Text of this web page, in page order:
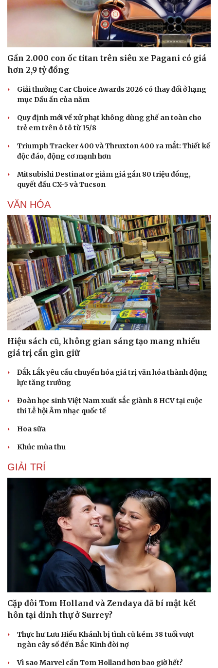
Văn hóa
Sân khấu - Điện ảnh
Văn học
Âm nhạc
Di sản
Giải trí
Nghệ sĩ
Thời trang
Sao Việt
Gần 2.000 con ốc titan trên siêu xe Pagani có giá
hơn 2,9 tỷ đồng
Giải thưởng Car Choice Awards 2026 có thay đổi ở hạng
mục Dấu ấn của năm
Quy định mới về xử phạt không dùng ghế an toàn cho
trẻ em trên ô tô từ 15/8
Triumph Tracker 400 và Thruxton 400 ra mắt: Thiết kế
độc đáo, động cơ mạnh hơn
Mitsubishi Destinator giảm giá gần 80 triệu đồng,
quyết đấu CX-5 và Tucson
VĂN HÓA
Hiệu sách cũ, không gian sáng tạo mang nhiều
giá trị cần gìn giữ
Đắk Lắk yêu cầu chuyển hóa giá trị văn hóa thành động
lực tăng trưởng
Đoàn học sinh Việt Nam xuất sắc giành 8 HCV tại cuộc
thi Lễ hội Âm nhạc quốc tế
Hoa sữa
Khúc mùa thu
GIẢI TRÍ
Cặp đôi Tom Holland và Zendaya đã bí mật kết
hôn tại dinh thự ở Surrey?
Thực hư Lưu Hiểu Khánh bị tình cũ kém 38 tuổi vượt
ngàn cây số đến Bắc Kinh đòi nợ
Vì sao Marvel cần Tom Holland hơn bao giờ hết?